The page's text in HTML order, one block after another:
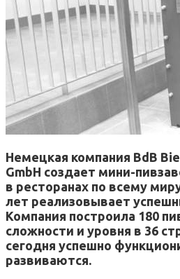
Немецкая компания BdB
GmbH создает мини-
в ресторанах по всему
лет реализовывает
Компания построила 180
сложности и уровня в 36
сегодня успешно
развиваются.